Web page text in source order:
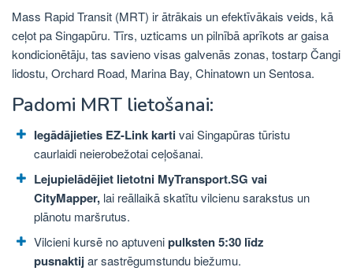
Mass Rapid Transit (MRT) ir ātrākais un efektīvākais veids, kā
ceļot pa Singapūru. Tīrs, uzticams un pilnībā aprīkots ar gaisa
kondicionētāju, tas savieno visas galvenās zonas, tostarp Čangi
lidostu, Orchard Road, Marina Bay, Chinatown un Sentosa.
Padomi MRT lietošanai:
Iegādājieties EZ-Link kartivai Singapūras tūristu
caurlaidi neierobežotai ceļošanai.
Lejupielādējiet lietotni MyTransport.SG vai
CityMapper, lai reāllaikā skatītu vilcienu sarakstus un
plānotu maršrutus.
Vilcieni kursē no aptuvenipulksten 5:30 līdz
pusnaktijar sastrēgumstundu biežumu.